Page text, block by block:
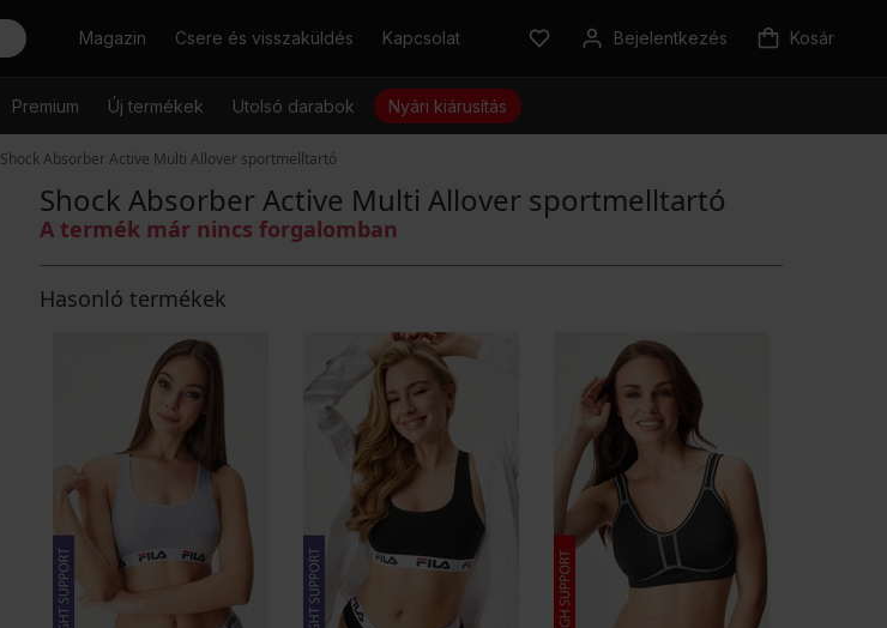
KeresésMagazin Csere és visszaküldés Kapcsolat Bejelentkezés Kosár
Premium Új termékek Utolsó darabok Nyári kiárusítás
Shock Absorber Active Multi Allover sportmelltartó
Shock Absorber Active Multi Allover sportmelltartó
A termék már nincs forgalomban
Hasonló termékek